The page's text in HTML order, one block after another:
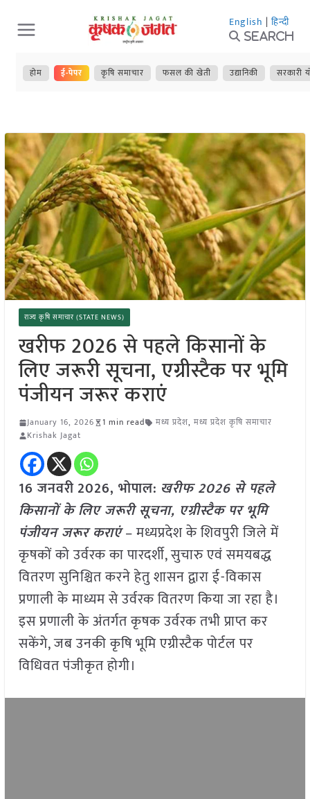
Skip
to
content
English | हिन्दी
Search
होम ई-पेपर कृषि समाचार फसल की खेती उद्यानिकी सरकारी
राज्य कृषि समाचार (STATE NEWS)
खरीफ 2026 से पहले किसानों के
लिए जरूरी सूचना, एग्रीस्टैक पर भूमि
पंजीयन जरूर कराएं
January 16, 2026 1 min read मध्य प्रदेश, मध्य प्रदेश कृषि समाचार
Krishak Jagat
16 जनवरी2026, भोपाल: खरीफ 2026 से पहले
किसानों के लिए जरूरी सूचना, एग्रीस्टैक पर भूमि
पंजीयन जरूर कराएं– मध्यप्रदेश के शिवपुरी जिले में
कृषकों को उर्वरक का पारदर्शी, सुचारु एवं समयबद्ध
वितरण सुनिश्चित करने हेतु शासन द्वारा ई-विकास
प्रणाली के माध्यम से उर्वरक वितरण किया जा रहा है।
इस प्रणाली के अंतर्गत कृषक उर्वरक तभी प्राप्त कर
सकेंगे, जब उनकी कृषि भूमि एग्रीस्टैक पोर्टल पर
विधिवत पंजीकृत होगी।